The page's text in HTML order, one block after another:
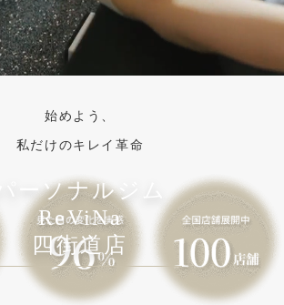
始めよう、
私だけのキレイ革命
パーソナルジム
ReViNa
四街道店